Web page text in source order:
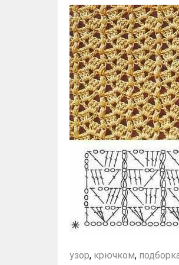
узор, крючком,